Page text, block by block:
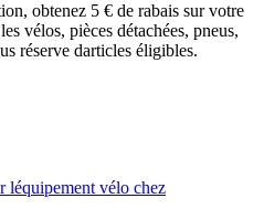
obtenez 5 € de rabais sur votre
vélos, pièces détachées, pneus,
réserve darticles éligibles.
léquipement vélo chez